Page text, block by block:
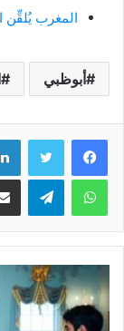
المغرب يُلقِّن
أبوظبي
فيسبوك تويتر
واتساب